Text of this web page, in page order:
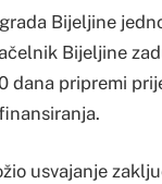
Bijeljine
Bijeljine
dana pripremi
usvajanje